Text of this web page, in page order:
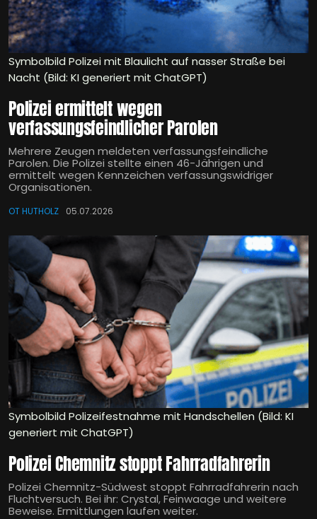
Symbolbild Polizei mit Blaulicht auf nasser Straße bei
Nacht (Bild: KI generiert mit ChatGPT)
Polizei ermittelt wegen
verfassungsfeindlicher Parolen
Mehrere Zeugen meldeten verfassungsfeindliche
Parolen. Die Polizei stellte einen 46-Jährigen und
ermittelt wegen Kennzeichen verfassungswidriger
Organisationen.
OT HUTHOLZ 05.07.2026
Symbolbild Polizeifestnahme mit Handschellen (Bild: KI
generiert mit ChatGPT)
Polizei Chemnitz stoppt Fahrradfahrerin
Polizei Chemnitz-Südwest stoppt Fahrradfahrerin nach
Fluchtversuch. Bei ihr: Crystal, Feinwaage und weitere
Beweise. Ermittlungen laufen weiter.